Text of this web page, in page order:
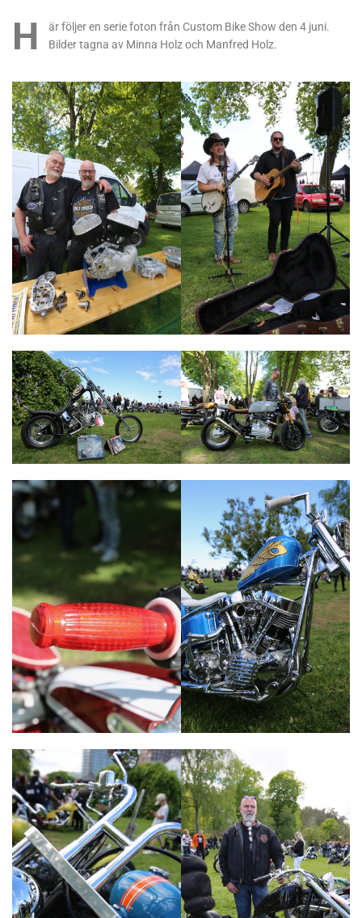
H
är följer en serie foton från Custom Bike Show den 4 juni.
Bilder tagna av Minna Holz och Manfred Holz.